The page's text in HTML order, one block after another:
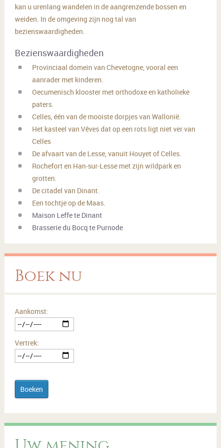
kan u urenlang wandelen in de aangrenzende bossen en
weiden. In de omgeving zijn nog tal van
bezienswaardigheden.
Bezienswaardigheden
Provinciaal domein van Chevetogne, vooral een
aanrader met kinderen.
Oecumenisch klooster met orthodoxe en katholieke
paters.
Celles, één van de mooiste dorpjes van Wallonië.
Het kasteel van Vêves dat op een rots ligt niet ver van
Celles
De afvaart van de Lesse, vanuit Houyet of Celles.
Rochefort en Han-sur-Lesse met zijn wildpark en
grotten.
De citadel van Dinant.
Een tochtje op de Maas.
Maison Leffe te Dinant
Brasserie du Bocq te Purnode
Boek nu
Aankomst:
Vertrek:
Boeken